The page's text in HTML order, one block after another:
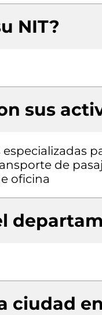
NIT?
sus
de
oficina
ciudad